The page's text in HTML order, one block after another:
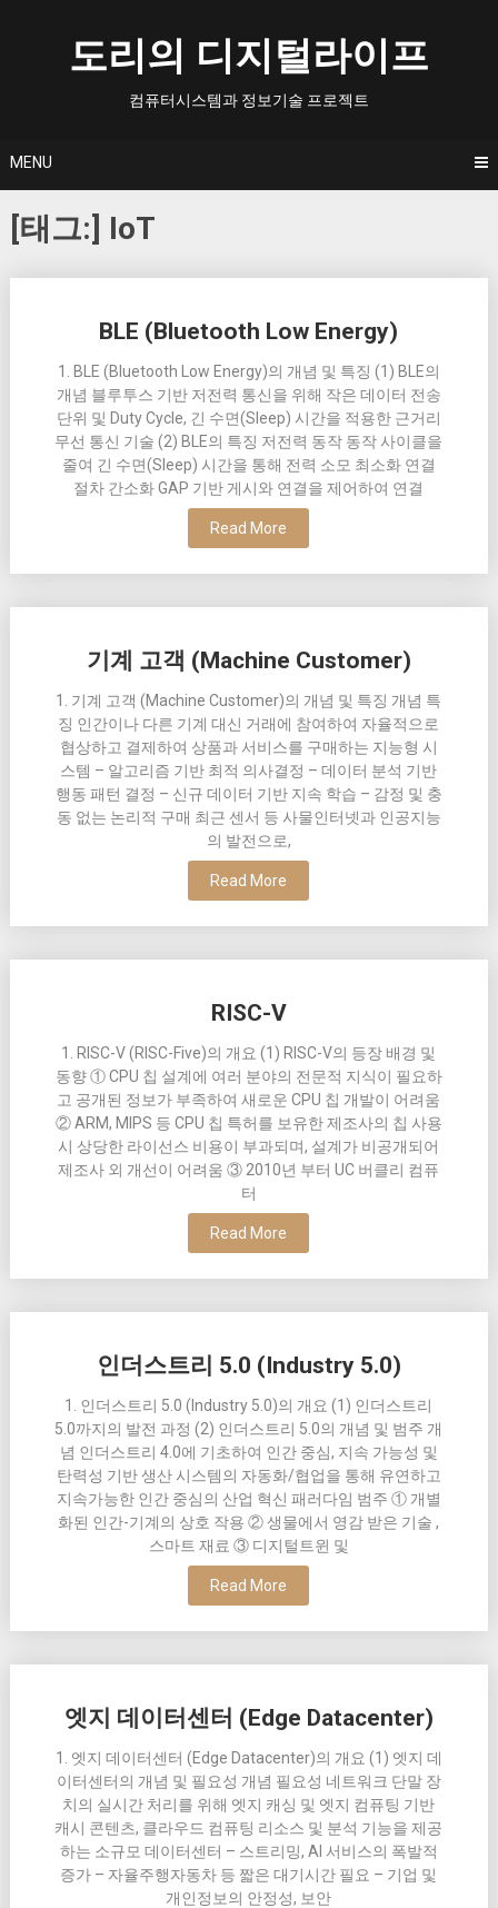
도리의 디지털라이프
컴퓨터시스템과 정보기술 프로젝트
MENU
[태그:] IoT
BLE (Bluetooth Low Energy)
1. BLE (Bluetooth Low Energy)의 개념 및 특징 (1) BLE의
개념 블루투스 기반 저전력 통신을 위해 작은 데이터 전송
단위 및 Duty Cycle, 긴 수면(Sleep) 시간을 적용한 근거리
무선 통신 기술 (2) BLE의 특징 저전력 동작 동작 사이클을
줄여 긴 수면(Sleep) 시간을 통해 전력 소모 최소화 연결
절차 간소화 GAP 기반 게시와 연결을 제어하여 연결
Read More
기계 고객 (Machine Customer)
1. 기계 고객 (Machine Customer)의 개념 및 특징 개념 특
징 인간이나 다른 기계 대신 거래에 참여하여 자율적으로
협상하고 결제하여 상품과 서비스를 구매하는 지능형 시
스템 – 알고리즘 기반 최적 의사결정 – 데이터 분석 기반
행동 패턴 결정 – 신규 데이터 기반 지속 학습 – 감정 및 충
동 없는 논리적 구매 최근 센서 등 사물인터넷과 인공지능
의 발전으로,
Read More
RISC-V
1. RISC-V (RISC-Five)의 개요 (1) RISC-V의 등장 배경 및
동향 ① CPU 칩 설계에 여러 분야의 전문적 지식이 필요하
고 공개된 정보가 부족하여 새로운 CPU 칩 개발이 어려움
② ARM, MIPS 등 CPU 칩 특허를 보유한 제조사의 칩 사용
시 상당한 라이선스 비용이 부과되며, 설계가 비공개되어
제조사 외 개선이 어려움 ③ 2010년 부터 UC 버클리 컴퓨
터
Read More
인더스트리 5.0 (Industry 5.0)
1. 인더스트리 5.0 (Industry 5.0)의 개요 (1) 인더스트리
5.0까지의 발전 과정 (2) 인더스트리 5.0의 개념 및 범주 개
념 인더스트리 4.0에 기초하여 인간 중심, 지속 가능성 및
탄력성 기반 생산 시스템의 자동화/협업을 통해 유연하고
지속가능한 인간 중심의 산업 혁신 패러다임 범주 ① 개별
화된 인간-기계의 상호 작용 ② 생물에서 영감 받은 기술 ,
스마트 재료 ③ 디지털트윈 및
Read More
엣지 데이터센터 (Edge Datacenter)
1. 엣지 데이터센터 (Edge Datacenter)의 개요 (1) 엣지 데
이터센터의 개념 및 필요성 개념 필요성 네트워크 단말 장
치의 실시간 처리를 위해 엣지 캐싱 및 엣지 컴퓨팅 기반
캐시 콘텐츠, 클라우드 컴퓨팅 리소스 및 분석 기능을 제공
하는 소규모 데이터센터 – 스트리밍, AI 서비스의 폭발적
증가 – 자율주행자동차 등 짧은 대기시간 필요 – 기업 및
개인정보의 안정성, 보안
navigation